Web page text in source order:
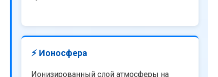
⚡ Ионосфера
Ионизированный слой атмосферы на